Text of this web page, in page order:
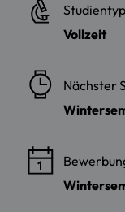
Studientyp
Vollzeit
Nächster